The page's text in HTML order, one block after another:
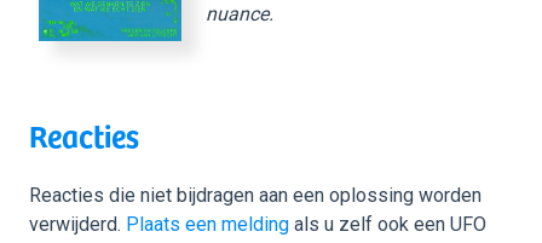
nuance.
Reacties
Reacties die niet bijdragen aan een oplossing worden
verwijderd. Plaats een melding als u zelf ook een UFO